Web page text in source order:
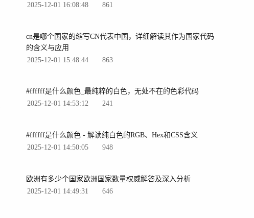
2025-12-01 16:08:48
861
cn是哪个国家的缩写CN代表中国，详细解读其作为国家代码
的含义与应用
2025-12-01 15:48:44
863
#ffffff是什么颜色_最纯粹的白色，无处不在的色彩代码
2025-12-01 14:53:12
241
#ffffff是什么颜色 - 解读纯白色的RGB、Hex和CSS含义
2025-12-01 14:50:05
948
欧洲有多少个国家欧洲国家数量权威解答及深入分析
2025-12-01 14:49:31
646